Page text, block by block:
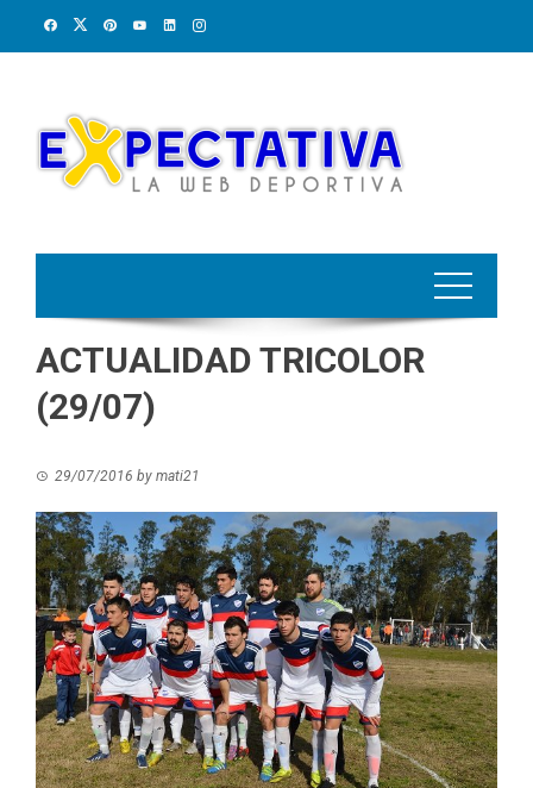
ACTUALIDAD TRICOLOR
(29/07)
29/07/2016 by mati21